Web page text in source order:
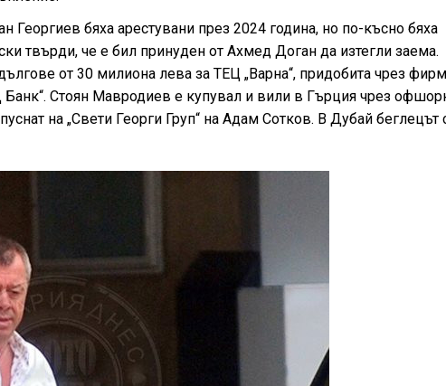
бяха арестувани през 2024 година, но по-късно бяха
твърди, че е бил принуден от Ахмед Доган да изтегли заема.
от 30 милиона лева за ТЕЦ „Варна“, придобита чрез
Банк“. Стоян Мавродиев е купувал и вили в Гърция чрез
на „Свети Георги Груп“ на Адам Сотков. В Дубай беглецът